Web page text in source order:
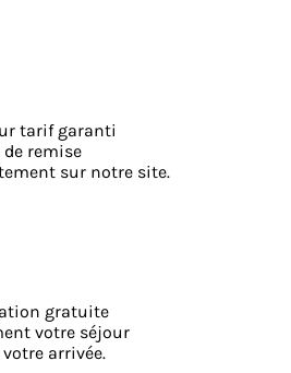
tarif garanti
de remise
sur notre site.
gratuite
votre séjour
arrivée.